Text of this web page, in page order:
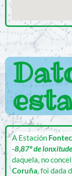
A Estación
-8,87º de lonxitude
daquela, no
Coruña, foi dada